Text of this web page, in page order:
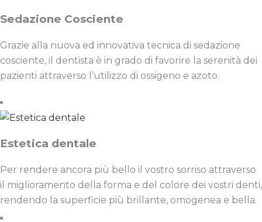
Sedazione Cosciente
Grazie alla nuova ed innovativa tecnica di sedazione
cosciente, il dentista è in grado di favorire la serenità dei
pazienti attraverso l’utilizzo di ossigeno e azoto.
Estetica dentale
Per rendere ancora più bello il vostro sorriso attraverso
il miglioramento della forma e del colore dei vostri denti,
rendendo la superficie più brillante, omogenea e bella.